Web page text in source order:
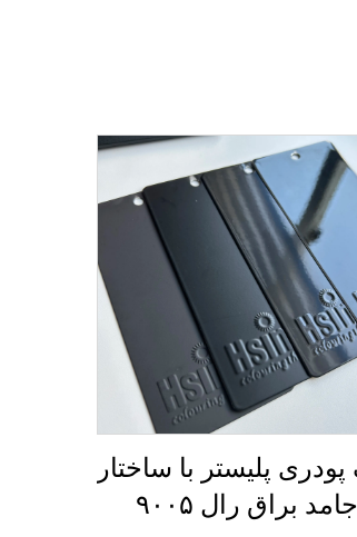
پلیستر با ساختار
جامد براق رال ۹۰۰۵